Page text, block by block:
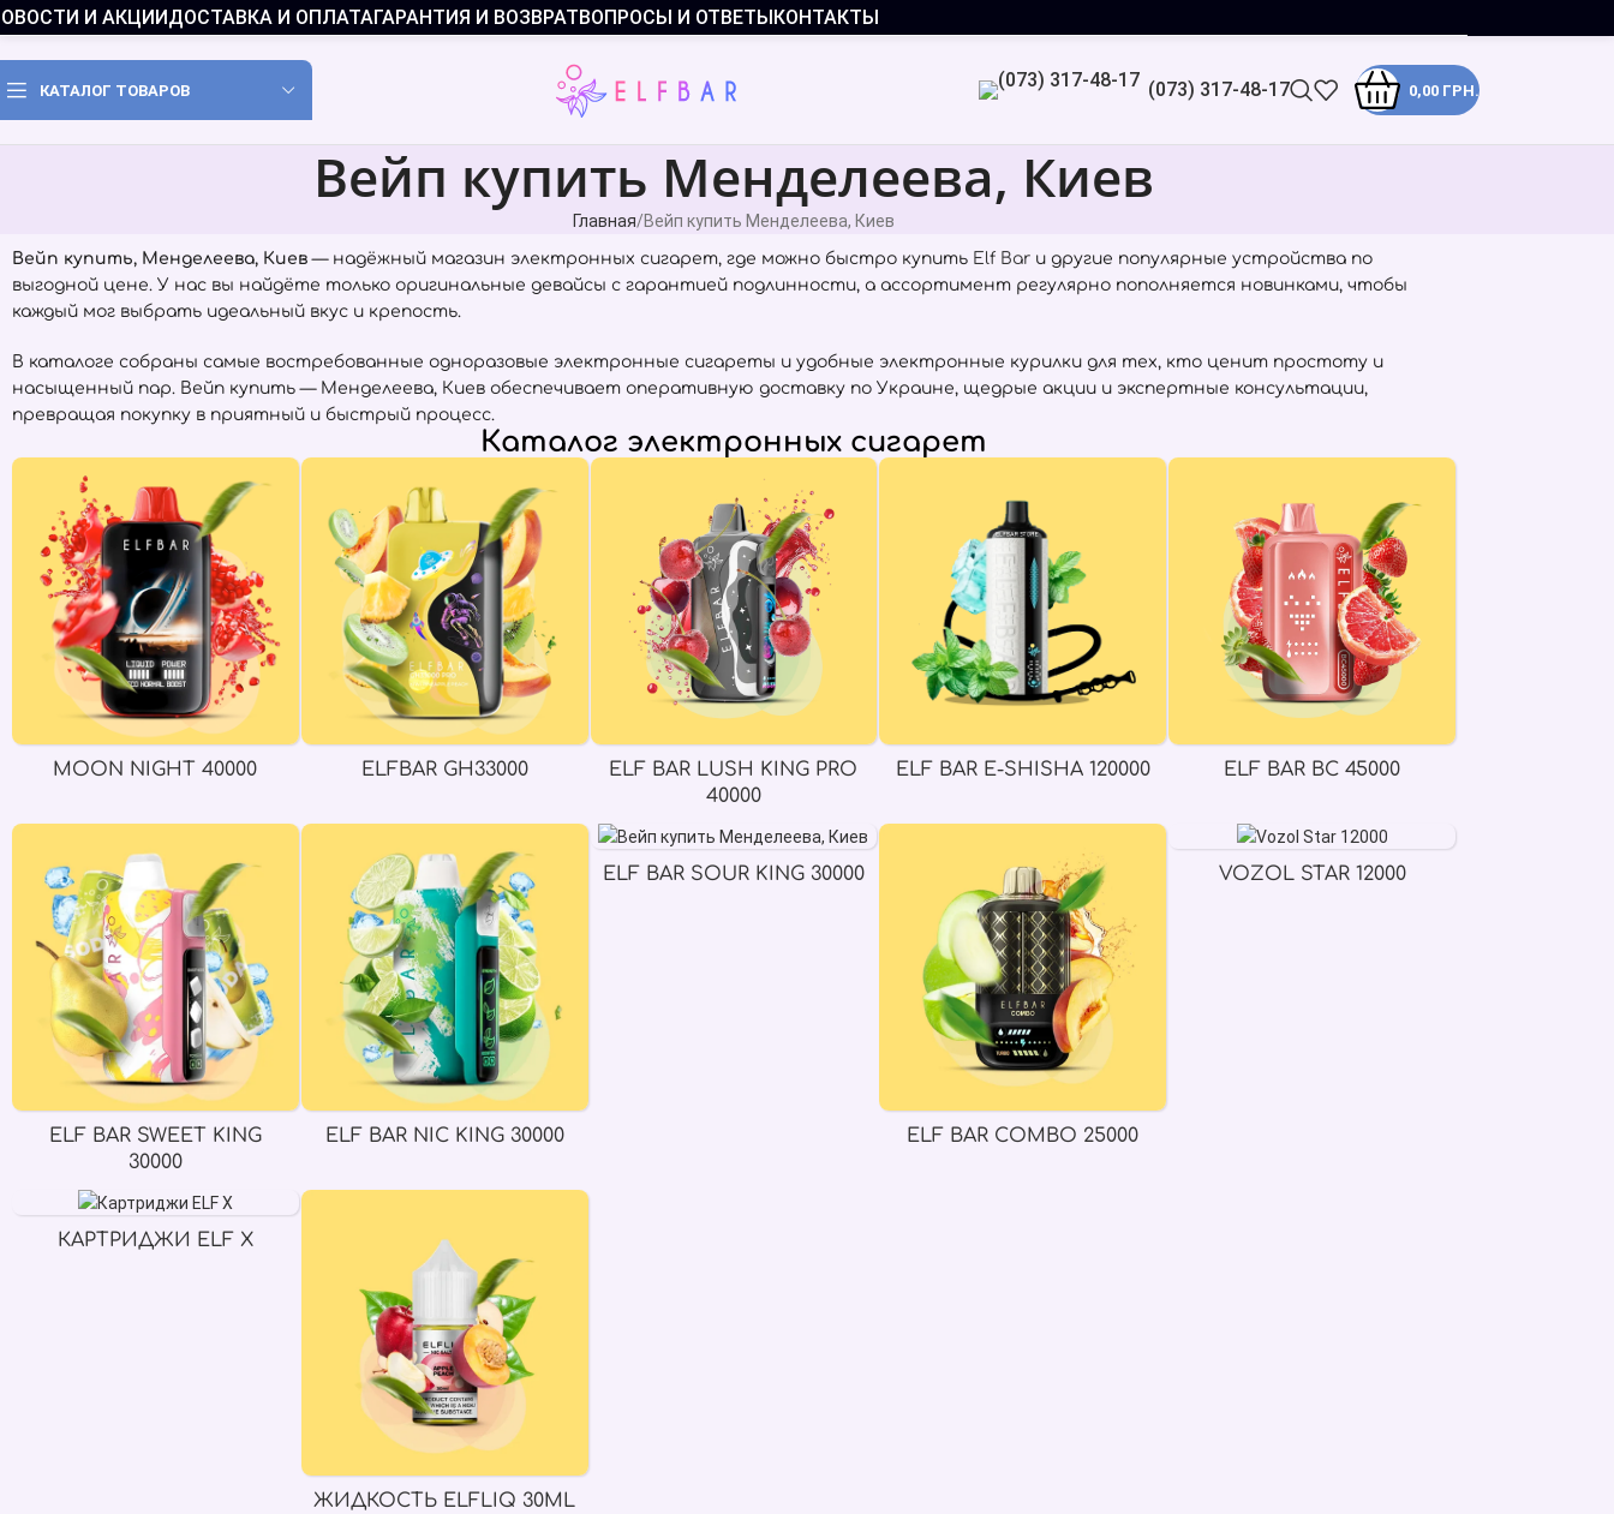
И АКЦИИДОСТАВКА И ОПЛАТАГАРАНТИЯ И ВОЗВРАТВОПРОСЫ И ОТВЕТЫКОНТАКТЫ
КАТАЛОГ ТОВАРОВ (073) 317-48-17 0,00 ГРН.
Вейп купить Менделеева, Киев
Главная Вейп купить Менделеева, Киев
Вейп купить, Менделеева, Киев — надёжный магазин электронных сигарет, где можно быстро купить Elf Bar и другие популярные устройства по
выгодной цене. У нас вы найдёте только оригинальные девайсы с гарантией подлинности, а ассортимент регулярно пополняется новинками, чтобы
каждый мог выбрать идеальный вкус и крепость.
В каталоге собраны самые востребованные одноразовые электронные сигареты и удобные электронные курилки для тех, кто ценит простоту и
насыщенный пар. Вейп купить — Менделеева, Киев обеспечивает оперативную доставку по Украине, щедрые акции и экспертные консультации,
превращая покупку в приятный и быстрый процесс.
Каталог электронных сигарет
MOON NIGHT 40000 ELFBAR GH33000
ELF BAR LUSH KING PRO
40000
ELF BAR E-SHISHA 120000 ELF BAR BC 45000
ELF BAR SWEET KING
30000
ELF BAR NIC KING 30000
ELF BAR SOUR KING 30000
ELF BAR COMBO 25000
VOZOL STAR 12000
КАРТРИДЖИ ELF X
ЖИДКОСТЬ ELFLIQ 30ML